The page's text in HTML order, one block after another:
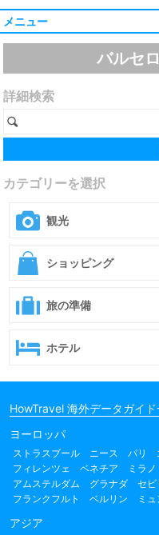
メニュー
バルセ
詳細検索
カテゴリーを選択
観光
ショッピング
旅の準備
ホテル
HowTravel 海外データガイ
ヨーロッパ
ストラスブール ニース パリ
フィレンツェ
ベネチア ミラノ
アムステルダム
グラナダ セビ
フランクフルト
ベルリン ミ
アジア